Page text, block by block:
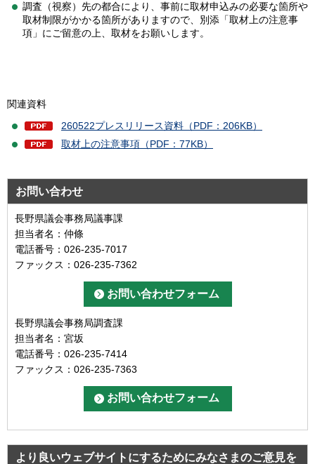
調査（視察）先の都合により、事前に取材申込みの必要な箇所や
取材制限がかかる箇所がありますので、別添「取材上の注意事
項」にご留意の上、取材をお願いします。
関連資料
260522プレスリリース資料（PDF：206KB）
取材上の注意事項（PDF：77KB）
お問い合わせ
長野県議会事務局議事課
担当者名：仲條
電話番号：026-235-7017
ファックス：026-235-7362
長野県議会事務局調査課
担当者名：宮坂
電話番号：026-235-7414
ファックス：026-235-7363
より良いウェブサイトにするためにみなさまのご意見を